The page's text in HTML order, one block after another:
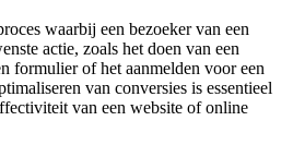
waarbij een bezoeker van een
actie, zoals het doen van een
formulier of het aanmelden voor een
van conversies is essentieel
van een website of online